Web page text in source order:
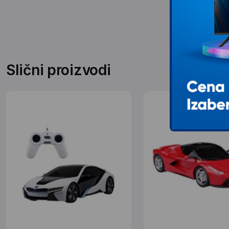
Slični proizvodi